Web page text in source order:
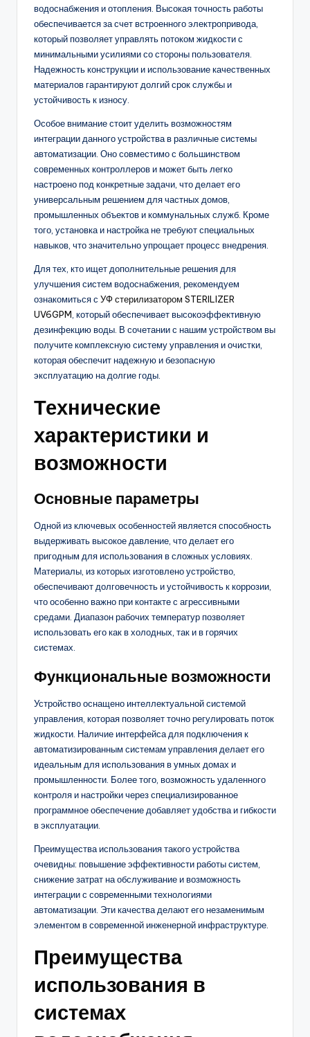
водоснабжения и отопления. Высокая точность работы
обеспечивается за счет встроенного электропривода,
который позволяет управлять потоком жидкости с
минимальными усилиями со стороны пользователя.
Надежность конструкции и использование качественных
материалов гарантируют долгий срок службы и
устойчивость к износу.
Особое внимание стоит уделить возможностям
интеграции данного устройства в различные системы
автоматизации. Оно совместимо с большинством
современных контроллеров и может быть легко
настроено под конкретные задачи, что делает его
универсальным решением для частных домов,
промышленных объектов и коммунальных служб. Кроме
того, установка и настройка не требуют специальных
навыков, что значительно упрощает процесс внедрения.
Для тех, кто ищет дополнительные решения для
улучшения систем водоснабжения, рекомендуем
ознакомиться с УФ стерилизатором STERILIZER
UV6GPM , который обеспечивает высокоэффективную
дезинфекцию воды. В сочетании с нашим устройством вы
получите комплексную систему управления и очистки,
которая обеспечит надежную и безопасную
эксплуатацию на долгие годы.
Технические
характеристики и
возможности
Основные параметры
Одной из ключевых особенностей является способность
выдерживать высокое давление, что делает его
пригодным для использования в сложных условиях.
Материалы, из которых изготовлено устройство,
обеспечивают долговечность и устойчивость к коррозии,
что особенно важно при контакте с агрессивными
средами. Диапазон рабочих температур позволяет
использовать его как в холодных, так и в горячих
системах.
Функциональные возможности
Устройство оснащено интеллектуальной системой
управления, которая позволяет точно регулировать поток
жидкости. Наличие интерфейса для подключения к
автоматизированным системам управления делает его
идеальным для использования в умных домах и
промышленности. Более того, возможность удаленного
контроля и настройки через специализированное
программное обеспечение добавляет удобства и гибкости
в эксплуатации.
Преимущества использования такого устройства
очевидны: повышение эффективности работы систем,
снижение затрат на обслуживание и возможность
интеграции с современными технологиями
автоматизации. Эти качества делают его незаменимым
элементом в современной инженерной инфраструктуре.
Преимущества
использования в
системах